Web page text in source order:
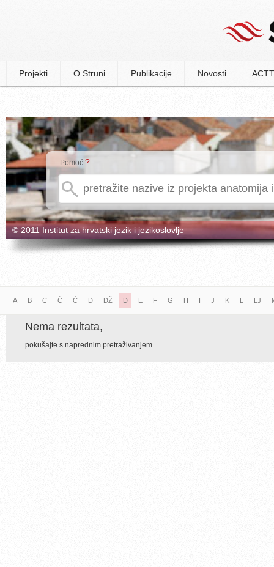
Projekti O Struni Publikacije Novosti
Pomoć ?
© 2011 Institut za hrvatski jezik i jezikoslovlje
A B C Č Ć D DŽ Đ E F G H I J K L LJ
Nema rezultata,
pokušajte s naprednim pretraživanjem.